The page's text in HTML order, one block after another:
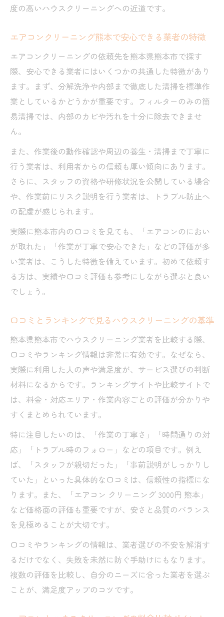
ハウスクリーニングがもたらす健康メリッ
安さと満足度を両立する方法とは
ハウスクリーニング料金を抑えるコツと選
び方
エアコンクリーニング熊本の安さと品質両
立術
口コミで探すコスパ最強の掃除サービス
比較
ランキング活用で見つかるお得なクリーニ
ング
イント
エアコンクリーニング熊本市のリアルな利
用感想
ド
ランキング上位業者の体験談から学ぶ選び
方
熊本市で後悔しない依頼先の選び方ガイド
ハウスクリーニング依頼時の注意点と選択
基準
エアコンクリーニング熊本市で失敗しない
方法
口コミや料金比較で後悔しない業者選び
熊本の安いクリーニング業者選定ポイント
ランキングと口コミから最適な依頼先を探
す
度の高いハウスクリーニングへの近道です。
エアコンクリーニング熊本で安心できる業者の特徴
エアコンクリーニングの依頼先を熊本県熊本市で探す
際、安心できる業者にはいくつかの共通した特徴があり
ます。まず、分解洗浄や内部まで徹底した清掃を標準作
業としているかどうかが重要です。フィルターのみの簡
易清掃では、内部のカビや汚れを十分に除去できませ
ん。
また、作業後の動作確認や周辺の養生・清掃まで丁寧に
行う業者は、利用者からの信頼も厚い傾向にあります。
さらに、スタッフの資格や研修状況を公開している場合
や、作業前にリスク説明を行う業者は、トラブル防止へ
の配慮が感じられます。
実際に熊本市内の口コミを見ても、「エアコンのにおい
が取れた」「作業が丁寧で安心できた」などの評価が多
い業者は、こうした特徴を備えています。初めて依頼す
る方は、実績や口コミ評価も参考にしながら選ぶと良い
でしょう。
口コミとランキングで見るハウスクリーニングの基準
熊本県熊本市でハウスクリーニング業者を比較する際、
口コミやランキング情報は非常に有効です。なぜなら、
実際に利用した人の声や満足度が、サービス選びの判断
材料になるからです。ランキングサイトや比較サイトで
は、料金・対応エリア・作業内容ごとの評価が分かりや
すくまとめられています。
特に注目したいのは、「作業の丁寧さ」「時間通りの対
応」「トラブル時のフォロー」などの項目です。例え
ば、「スタッフが親切だった」「事前説明がしっかりし
ていた」といった具体的な口コミは、信頼性の指標にな
ります。また、「エアコン クリーニング 3000円 熊本」
など価格面の評価も重要ですが、安さと品質のバランス
を見極めることが大切です。
口コミやランキングの情報は、業者選びの不安を解消す
るだけでなく、失敗を未然に防ぐ手助けにもなります。
複数の評価を比較し、自分のニーズに合った業者を選ぶ
ことが、満足度アップのコツです。